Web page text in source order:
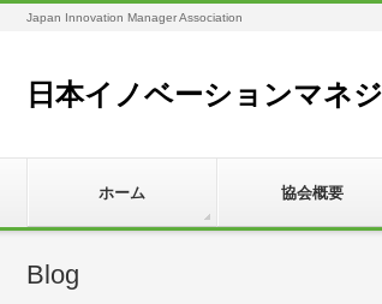
Japan Innovation Manager Association
日本イノベーションマネ
ホーム 協会概要
Blog